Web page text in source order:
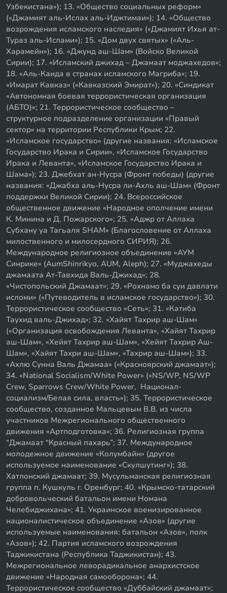
Узбекистана»); 13. «Общество социальных реформ»
(«Джамият аль-Ислах аль-Иджтимаи»); 14. «Общество
возрождения исламского наследия» («Джамият Ихья ат-
Тураз аль-Ислами»); 15. «Дом двух святых» («Аль-
Харамейн»); 16. «Джунд аш-Шам» (Войско Великой
Сирии); 17. «Исламский джихад – Джамаат моджахедов»;
18. «Аль-Каида в странах исламского Магриба»; 19.
«Имарат Кавказ» («Кавказский Эмират»); 20. «Синдикат
«Автономная боевая террористическая организация
(АБТО)»; 21. Террористическое сообщество –
структурное подразделение организации «Правый
сектор» на территории Республики Крым; 22.
«Исламское государство» (другие названия: «Исламское
Государство Ирака и Сирии», «Исламское Государство
Ирака и Леванта», «Исламское Государство Ирака и
Шама»); 23. Джебхат ан-Нусра (Фронт победы) (другие
названия: «Джабха аль-Нусра ли-Ахль аш-Шам» (Фронт
поддержки Великой Сирии); 24. Всероссийское
общественное движение «Народное ополчение имени
К. Минина и Д. Пожарского»; 25. «Аджр от Аллаха
Субхану уа Тагьаля SHAM» (Благословение от Аллаха
милоственного и милосердного СИРИЯ); 26.
Международное религиозное объединение «АУМ
Синрике» (AumShinrikyo, AUM, Aleph); 27. «Муджахеды
джамаата Ат-Тавхида Валь-Джихад»; 28.
«Чистопольский Джамаат»; 29. «Рохнамо ба суи давлати
исломи» («Путеводитель в исламское государство»); 30.
Террористическое сообщество «Сеть»; 31. «Катиба
Таухид валь-Джихад»; 32. «Хайят Тахрир аш-Шам»
(«Организация освобождения Леванта», «Хайят Тахрир
аш-Шам», «Хейят Тахрир аш-Шам», «Хейят Тахрир Аш-
Шам», «Хайят Тахри аш-Шам», «Тахрир аш-Шам»); 33.
«Ахлю Сунна Валь Джамаа» («Красноярский джамаат»);
34. «National Socialism/White Power» («NS/WP, NS/WP
Crew, Sparrows Crew/White Power, Национал-
социализм/Белая сила, власть»); 35. Террористическое
сообщество, созданное Мальцевым В.В. из числа
участников Межрегионального общественного
движения «Артподготовка»; 36. Религиозная группа
“Джамаат “Красный пахарь”; 37. Международное
молодежное движение «Колумбайн» (другое
используемое наименование «Скулшутинг»); 38.
Хатлонский джамаат; 39. Мусульманская религиозная
группа п. Кушкуль г. Оренбург; 40. «Крымско-татарский
добровольческий батальон имени Номана
Челебиджихана»; 41. Украинское военизированное
националистическое объединение «Азов» (другие
используемые наименования: батальон «Азов», полк
«Азов»); 42. Партия исламского возрождения
Таджикистана (Республика Таджикистан); 43.
Межрегиональное леворадикальное анархистское
движение «Народная самооборона»; 44.
Террористическое сообщество «Дуббайский джамаат»;